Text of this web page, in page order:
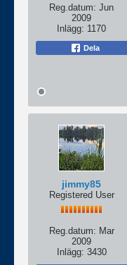
Reg.datum: Jun
2009
Inlägg: 1170
Dela
jimmy85
Registered User
Reg.datum: Mar
2009
Inlägg: 3430